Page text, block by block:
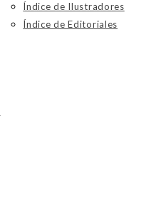
Índice de Ilustradores
Índice de Editoriales